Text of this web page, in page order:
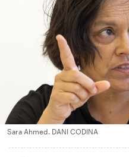
Sara Ahmed. DANI CODINA